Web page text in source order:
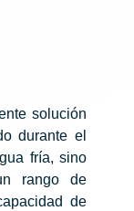
solución
durante el
fría, sino
rango de
de